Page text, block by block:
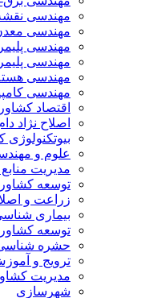
مهندسی
مهندسی
مهندسی
مهندسی
مهندسی
مهندسی
اقتصاد
اصلاح نژاد
علوم و
مدیریت
توسعه
زراعت و
بیماری
توسعه
حشره
ترویج و
مدیریت
شهرسازی